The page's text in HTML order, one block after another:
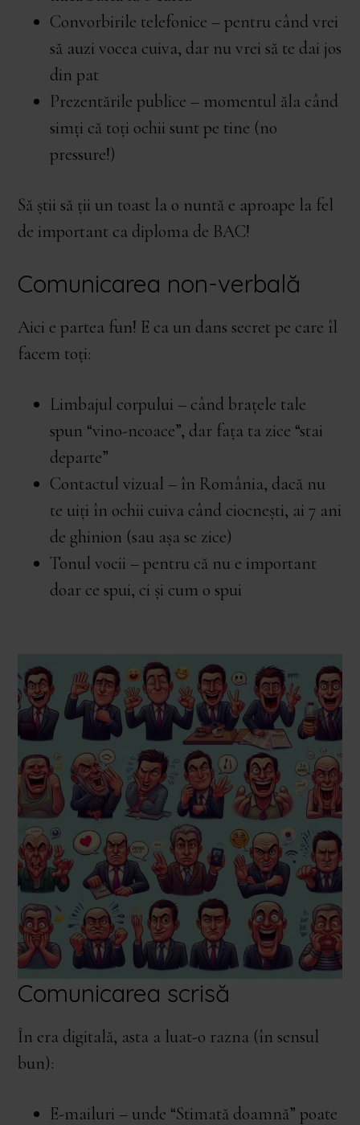
Convorbirile telefonice – pentru când vrei
să auzi vocea cuiva, dar nu vrei să te dai jos
din pat
Prezentările publice – momentul ăla când
simți că toți ochii sunt pe tine (no
pressure!)
Să știi să ții un toast la o nuntă e aproape la fel
de important ca diploma de BAC!
Comunicarea non-verbală
Aici e partea fun! E ca un dans secret pe care îl
facem toți:
Limbajul corpului – când brațele tale
spun “vino-ncoace”, dar fața ta zice “stai
departe”
Contactul vizual – în România, dacă nu
te uiți în ochii cuiva când ciocnești, ai 7 ani
de ghinion (sau așa se zice)
Tonul vocii – pentru că nu e important
doar ce spui, ci și cum o spui
Comunicarea scrisă
În era digitală, asta a luat-o razna (în sensul
bun):
E-mailuri – unde “Stimată doamnă” poate